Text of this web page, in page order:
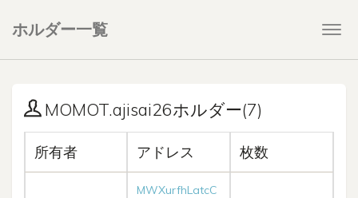
ホルダー一覧
MOMOT.ajisai26ホルダー(7)
所有者 アドレス 枚数
MWXurfhLatcC